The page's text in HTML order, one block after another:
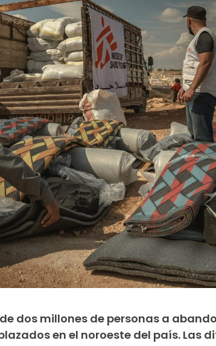
dos millones de personas a
en el noroeste del país. Las